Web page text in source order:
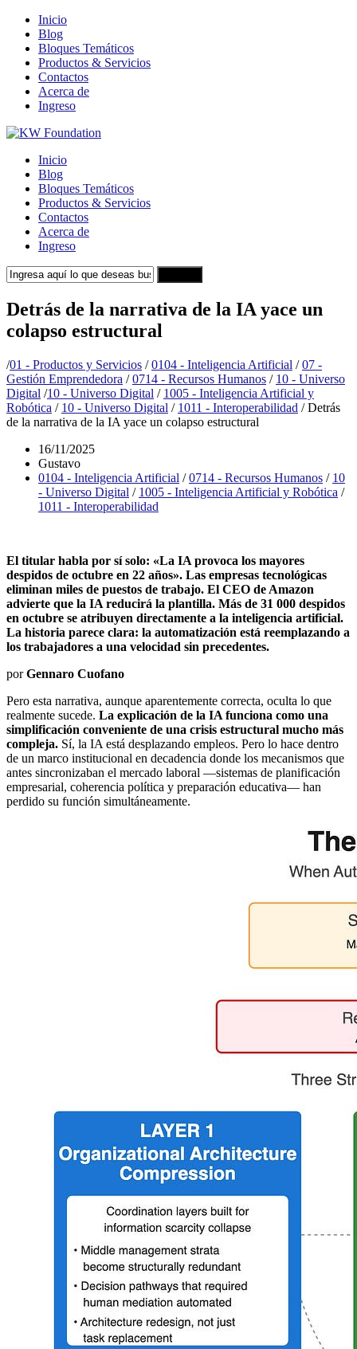
Inicio
Blog
Bloques Temáticos
Productos & Servicios
Contactos
Acerca de
Ingreso
Inicio
Blog
Bloques Temáticos
Productos & Servicios
Contactos
Acerca de
Ingreso
Detrás de la narrativa de la IA yace un
colapso estructural
/01 - Productos y Servicios / 0104 - Inteligencia Artificial / 07 -
Gestión Emprendedora / 0714 - Recursos Humanos / 10 - Universo
Digital /10 - Universo Digital / 1005 - Inteligencia Artificial y
Robótica / 10 - Universo Digital / 1011 - Interoperabilidad /Detrás
de la narrativa de la IA yace un colapso estructural
16/11/2025
Gustavo
0104 - Inteligencia Artificial /0714 - Recursos Humanos / 10
- Universo Digital / 1005 - Inteligencia Artificial y Robótica /
1011 - Interoperabilidad
El titular habla por sí solo: «La IA provoca los mayores
despidos de octubre en 22 años». Las empresas tecnológicas
eliminan miles de puestos de trabajo. El CEO de Amazon
advierte que la IA reducirá la plantilla. Más de 31 000 despidos
en octubre se atribuyen directamente a la inteligencia artificial.
La historia parece clara: la automatización está reemplazando a
los trabajadores a una velocidad sin precedentes.
porGennaro Cuofano
Pero esta narrativa, aunque aparentemente correcta, oculta lo que
realmente sucede. La explicación de la IA funciona como una
simplificación conveniente de una crisis estructural mucho más
compleja. Sí, la IA está desplazando empleos. Pero lo hace dentro
de un marco institucional en decadencia donde los mecanismos que
antes sincronizaban el mercado laboral —sistemas de planificación
empresarial, coherencia política y preparación educativa— han
perdido su función simultáneamente.